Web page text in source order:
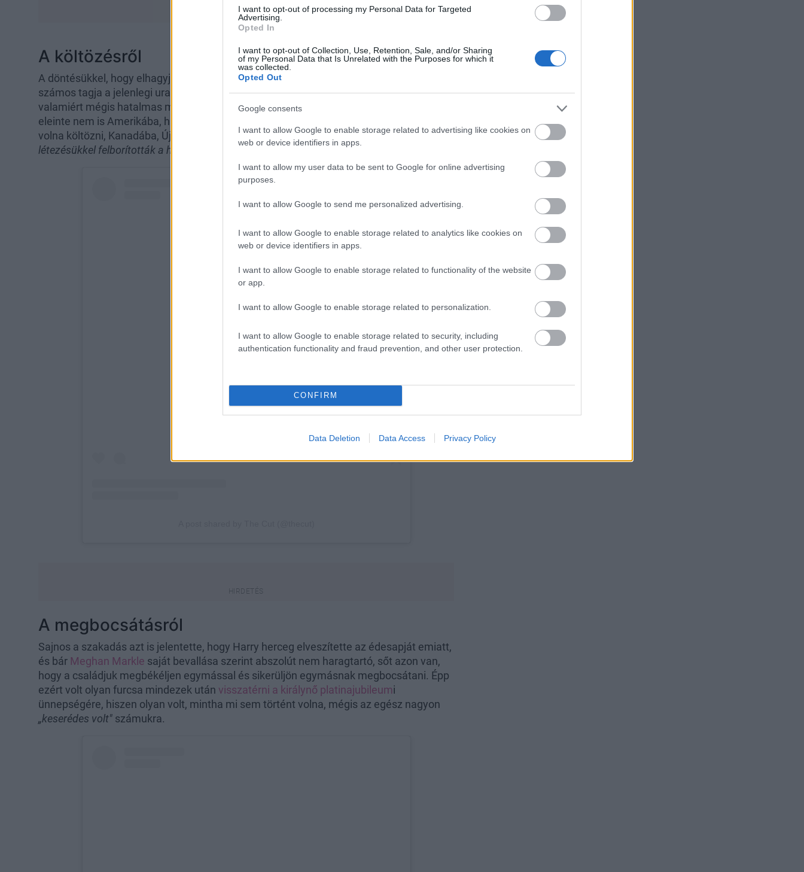
I want to opt-out of processing my Personal Data for Targeted
Advertising.
Opted In
I want to opt-out of Collection, Use, Retention, Sale, and/or Sharing
of my Personal Data that Is Unrelated with the Purposes for which it
was collected.
Opted Out
Google consents
I want to allow Google to enable storage related to advertising like cookies on
web or device identifiers in apps.
I want to allow my user data to be sent to Google for online advertising
purposes.
I want to allow Google to send me personalized advertising.
I want to allow Google to enable storage related to analytics like cookies on
web or device identifiers in apps.
I want to allow Google to enable storage related to functionality of the website
or app.
I want to allow Google to enable storage related to personalization.
I want to allow Google to enable storage related to security, including
authentication functionality and fraud prevention, and other user protection.
CONFIRM
Data Deletion Data Access Privacy Policy
A költözésről
A döntésükkel, hogy elhagyják Nagy-Britanniát, valójában semmi hallatlant nem tettek,
számos tagja a jelenlegi uralkodó családnak távol él Londontól, az ő döntésüket
valamiért mégis hatalmas médiafigyelem övezte. Meghan és Harry elárulták, hogy
eleinte nem is Amerikába, hanem a koronához tartozó valamelyik államba szerettek
volna költözni, Kanadába, Új-Zélandra vagy Dél-Afrikába, és mindezt azért, mert„puszta
létezésükkel felborították a hierarchia dinamikáját".
A megbocsátásról
Sajnos a szakadás azt is jelentette, hogy Harry herceg elveszítette az édesapját emiatt,
és bár Meghan Markle saját bevallása szerint abszolút nem haragtartó, sőt azon van,
hogy a családjuk megbékéljen egymással és sikerüljön egymásnak megbocsátani. Épp
ezért volt olyan furcsa mindezek után visszatérni a királynő platinajubileumi
ünnepségére, hiszen olyan volt, mintha mi sem történt volna, mégis az egész nagyon
„keserédes volt" számukra.